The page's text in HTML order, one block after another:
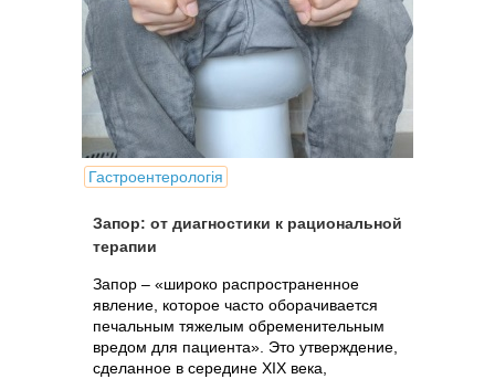
Гастроентерологія
Запор: от диагностики к рациональной
терапии
Запор – «широко распространенное
явление, которое часто оборачивается
печальным тяжелым обременительным
вредом для пациента». Это утверждение,
сделанное в середине XIX века,